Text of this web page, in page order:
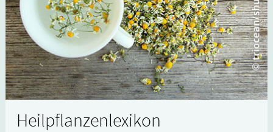
Heilpflanzenlexikon